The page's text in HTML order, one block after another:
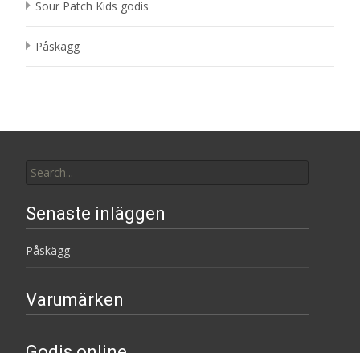
Sour Patch Kids godis
Påskägg
for:
Senaste inläggen
Påskägg
Varumärken